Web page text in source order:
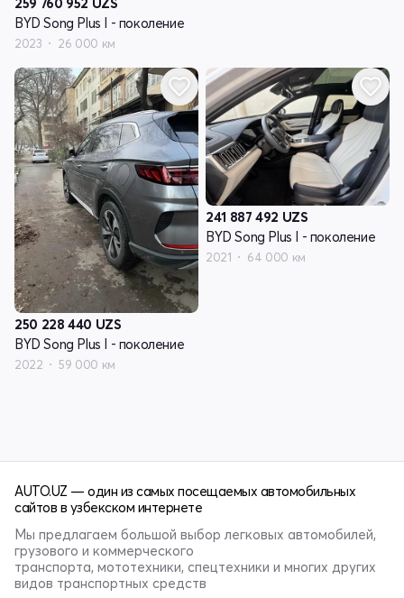
BYD Song Plus I - поколение
2023 26 000 км
250 228 440 UZS
BYD Song Plus I - поколение
2022 59 000 км
241 887 492 UZS
BYD Song Plus I - поколение
2021 64 000 км
AUTO.UZ — один из самых посещаемых автомобильных
сайтов в узбекском интернете
Мы предлагаем большой выбор легковых автомобилей,
грузового и коммерческого
транспорта, мототехники, спецтехники и многих других
видов транспортных средств